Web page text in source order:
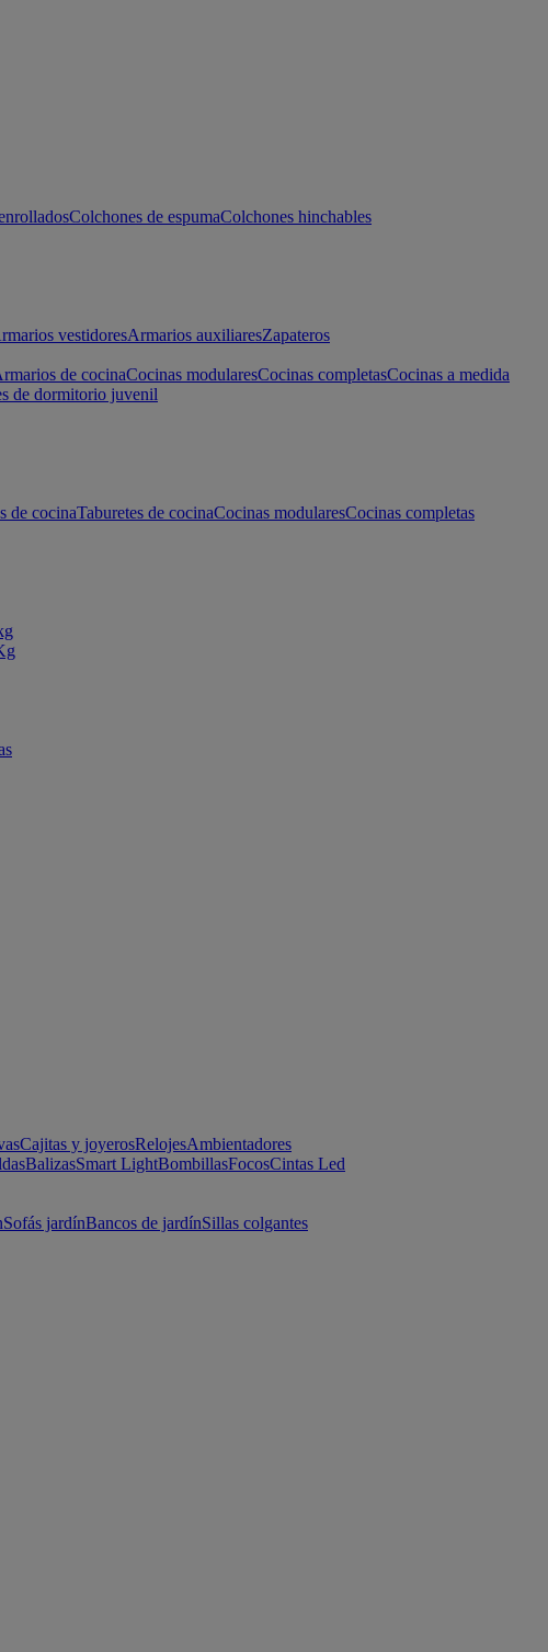
Colchones de espumaColchones hinchables
vestidoresArmarios auxiliaresZapateros
de cocinaCocinas modularesCocinas completasCocinas a medida
de dormitorio juvenil
de cocinaTaburetes de cocinaCocinas modularesCocinas completas
Cajitas y joyerosRelojesAmbientadores
BalizasSmart LightBombillasFocosCintas Led
Sofás jardínBancos de jardínSillas colgantes